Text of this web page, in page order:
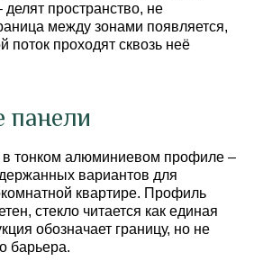
пространство, не
между зонами появляется,
поток проходят сквозь неё
панели
в тонком алюминиевом профиле –
вариантов для
квартире. Профиль
стекло читается как единая
обозначает границу, но не
барьера.